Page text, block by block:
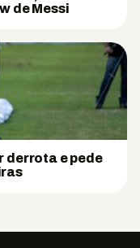
de Messi
derrota e pede